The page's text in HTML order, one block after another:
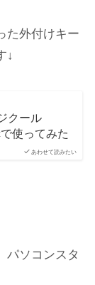
た外付けキー
↓
あわせて読みたい
クール
使ってみた
パソコンスタ